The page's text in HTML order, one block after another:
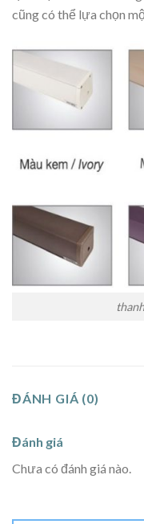
cũng có thể lựa chọn
ĐÁNH GIÁ (0)
Đánh giá
Chưa có đánh giá nào.